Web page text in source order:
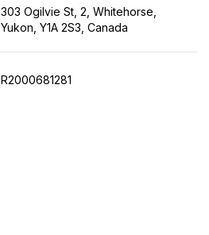
303 Ogilvie St, 2, Whitehorse,
Yukon, Y1A 2S3, Canada
R2000681281